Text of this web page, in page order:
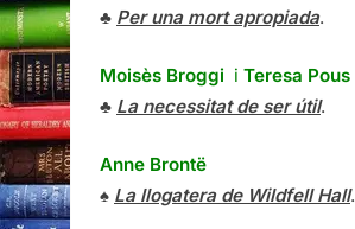
♣ Per una mort apropiada.
Moisès Broggi i Teresa Pous
♣ La necessitat de ser útil.
Anne Brontë
♠ La llogatera de Wildfell Hall.